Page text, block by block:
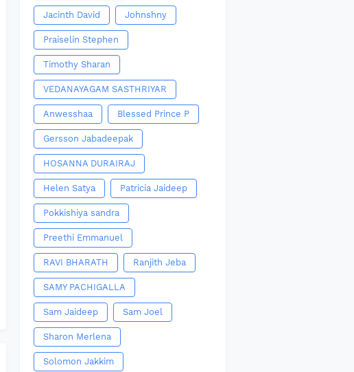
Jacinth David Johnshny
Praiselin Stephen
Timothy Sharan
VEDANAYAGAM SASTHRIYAR
Anwesshaa Blessed Prince P
Gersson Jabadeepak
HOSANNA DURAIRAJ
Helen Satya Patricia Jaideep
Pokkishiya sandra
Preethi Emmanuel
RAVI BHARATH Ranjith Jeba
SAMY PACHIGALLA
Sam Jaideep Sam Joel
Sharon Merlena
Solomon Jakkim